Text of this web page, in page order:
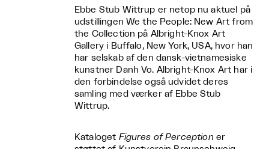
Ebbe Stub Wittrup er netop nu aktuel på
udstillingen We the People: New Art from
the Collection på Albright-Knox Art
Gallery i Buffalo, New York, USA, hvor han
har selskab af den dansk-vietnamesiske
kunstner Danh Vo. Albright-Knox Art har i
den forbindelse også udvidet deres
samling med værker af Ebbe Stub
Wittrup.
Kataloget Figures of Perception er